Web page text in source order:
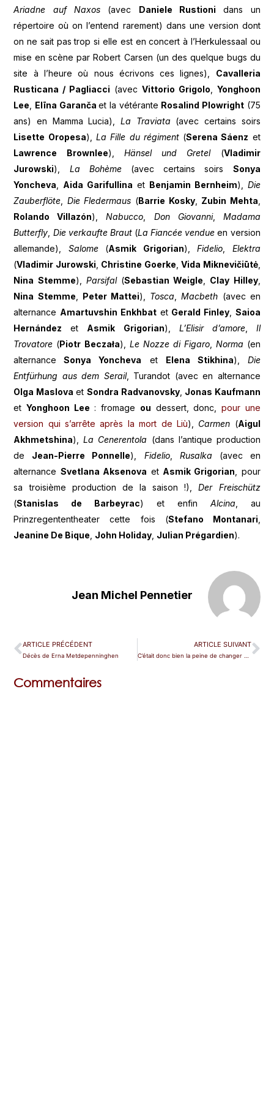
Ariadne auf Naxos (avec Daniele Rustioni dans un
répertoire où on l’entend rarement) dans une version dont
on ne sait pas trop si elle est en concert à l’Herkulessaal ou
mise en scène par Robert Carsen (un des quelque bugs du
site à l’heure où nous écrivons ces lignes), Cavalleria
Rusticana / Pagliacci (avec Vittorio Grigolo
Yonghoon
Lee
Elīna Garančaet la vétérante Rosalind Plowright(75
ans) en Mamma Lucia), La Traviata (avec certains soirs
Lisette Oropesa), La Fille du régiment(Serena Sáenz et
Lawrence Brownlee), Hänsel und Gretel(Vladimir
Jurowski), La Bohème(avec certains soirs Sonya
Yoncheva
Aida Garifullina et Benjamin Bernheim), Die
Zauberflöte
Die Fledermaus (Barrie Kosky, Zubin Mehta
Rolando Villazón),Nabucco Don Giovanni, Madama
Butterfly Die verkaufte Braut(La Fiancée vendue en version
allemande), Salome(Asmik Grigorian),Fidelio
Elektra
(Vladimir Jurowski Christine Goerke ,Vida Miknevičiūtė,
Nina Stemme), Parsifal(Sebastian Weigle Clay Hilley,
Nina Stemme
Peter Mattei), Tosca ,Macbeth (avec en
alternance Amartuvshin Enkhbatet Gerald Finley, Saioa
Hernández et Asmik Grigorian), L’Elisir d’amore, Il
Trovatore (Piotr Beczała),Le Nozze di Figaro, Norma (en
alternance Sonya Yoncheva et Elena Stikhina), Die
Entfürhung aus dem Serail, Turandot (avec en alternance
Olga Maslova etSondra Radvanovsky, Jonas Kaufmann
etYonghoon Lee : fromage ou dessert, donc, pour une
version qui s’arrête après la mort de Liù), Carmen (Aigul
Akhmetshina),La Cenerentola (dans l’antique production
de Jean-Pierre Ponnelle), Fidelio, Rusalka (avec en
alternance Svetlana Aksenova et Asmik Grigorian , pour
sa troisième production de la saison !),Der
Freischütz
(Stanislas de Barbeyrac) et enfin Alcina , au
Prinzregententheater cette fois (Stefano Montanari
Jeanine De Bique John Holiday Julian Prégardien).
Jean Michel Pennetier
ARTICLE PRÉCÉDENT
Décès de Erna Metdepenninghen
ARTICLE SUIVANT
Commentaires